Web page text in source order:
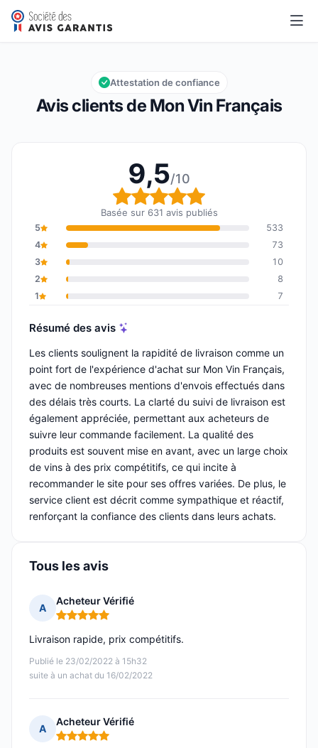
Mon Vin Français
Note globale : 9,5 sur 10
9,5/10
Avis clients de Mon Vin Français
Attestation de confiance
9,5/10
Note globale : 9,5 sur
Basée sur 631 avis publiés
5
533
4
73
3
10
2
8
1
7
Résumé des avis
Les clients soulignent la rapidité de livraison comme un
point fort de l'expérience d'achat sur Mon Vin Français,
avec de nombreuses mentions d'envois effectués dans
des délais très courts. La clarté du suivi de livraison est
également appréciée, permettant aux acheteurs de
suivre leur commande facilement. La qualité des
produits est souvent mise en avant, avec un large choix
de vins à des prix compétitifs, ce qui incite à
recommander le site pour ses offres variées. De plus, le
service client est décrit comme sympathique et réactif,
renforçant la confiance des clients dans leurs achats.
Tous les avis
A
Acheteur Vérifié
Note : 5 sur 5
Publié le 23/02/2022 à 15h32
suite à un achat du 16/02/2022
Livraison rapide, prix compétitifs.
A
Acheteur Vérifié
Note : 5 sur 5